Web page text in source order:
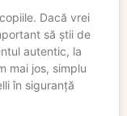
Dacă vrei
să știi de
autentic, la
mai jos, simplu
în siguranță